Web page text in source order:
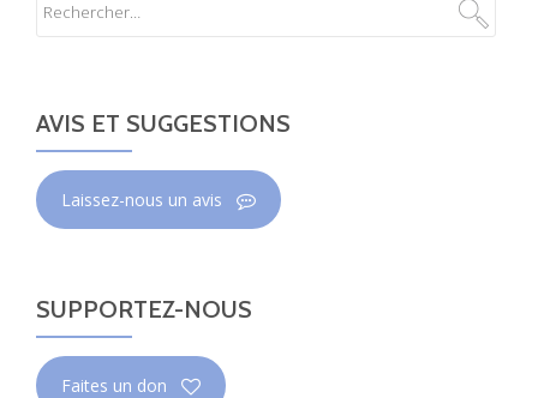
AVIS ET SUGGESTIONS
Laissez-nous un avis
SUPPORTEZ-NOUS
Faites un don